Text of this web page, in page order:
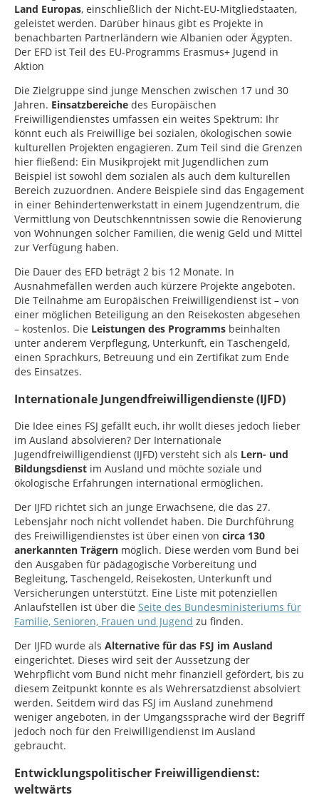
Land Europas, einschließlich der Nicht-EU-Mitgliedstaaten,
geleistet werden. Darüber hinaus gibt es Projekte in
benachbarten Partnerländern wie Albanien oder Ägypten.
Der EFD ist Teil des EU-Programms Erasmus+ Jugend in
Aktion
Die Zielgruppe sind junge Menschen zwischen 17 und 30
Jahren. Einsatzbereiche des Europäischen
Freiwilligendienstes umfassen ein weites Spektrum: Ihr
könnt euch als Freiwillige bei sozialen, ökologischen sowie
kulturellen Projekten engagieren. Zum Teil sind die Grenzen
hier fließend: Ein Musikprojekt mit Jugendlichen zum
Beispiel ist sowohl dem sozialen als auch dem kulturellen
Bereich zuzuordnen. Andere Beispiele sind das Engagement
in einer Behindertenwerkstatt in einem Jugendzentrum, die
Vermittlung von Deutschkenntnissen sowie die Renovierung
von Wohnungen solcher Familien, die wenig Geld und Mittel
zur Verfügung haben.
Die Dauer des EFD beträgt 2 bis 12 Monate. In
Ausnahmefällen werden auch kürzere Projekte angeboten.
Die Teilnahme am Europäischen Freiwilligendienst ist – von
einer möglichen Beteiligung an den Reisekosten abgesehen
– kostenlos. Die Leistungen des Programms beinhalten
unter anderem Verpflegung, Unterkunft, ein Taschengeld,
einen Sprachkurs, Betreuung und ein Zertifikat zum Ende
des Einsatzes.
Internationale Jungendfreiwilligendienste (IJFD)
Die Idee eines FSJ gefällt euch, ihr wollt dieses jedoch lieber
im Ausland absolvieren? Der Internationale
Jugendfreiwilligendienst (IJFD) versteht sich als Lern- und
Bildungsdienst im Ausland und möchte soziale und
ökologische Erfahrungen international ermöglichen.
Der IJFD richtet sich an junge Erwachsene, die das 27.
Lebensjahr noch nicht vollendet haben. Die Durchführung
des Freiwilligendienstes ist über einen von circa 130
anerkannten Trägern möglich. Diese werden vom Bund bei
den Ausgaben für pädagogische Vorbereitung und
Begleitung, Taschengeld, Reisekosten, Unterkunft und
Versicherungen unterstützt. Eine Liste mit potenziellen
Anlaufstellen ist über die Seite des Bundesministeriums für
Familie, Senioren, Frauen und Jugend zu finden.
Der IJFD wurde als Alternative für das FSJ im Ausland
eingerichtet. Dieses wird seit der Aussetzung der
Wehrpflicht vom Bund nicht mehr finanziell gefördert, bis zu
diesem Zeitpunkt konnte es als Wehrersatzdienst absolviert
werden. Seitdem wird das FSJ im Ausland zunehmend
weniger angeboten, in der Umgangssprache wird der Begriff
jedoch noch für den Freiwilligendienst im Ausland
gebraucht.
Entwicklungspolitischer Freiwilligendienst:
weltwärts